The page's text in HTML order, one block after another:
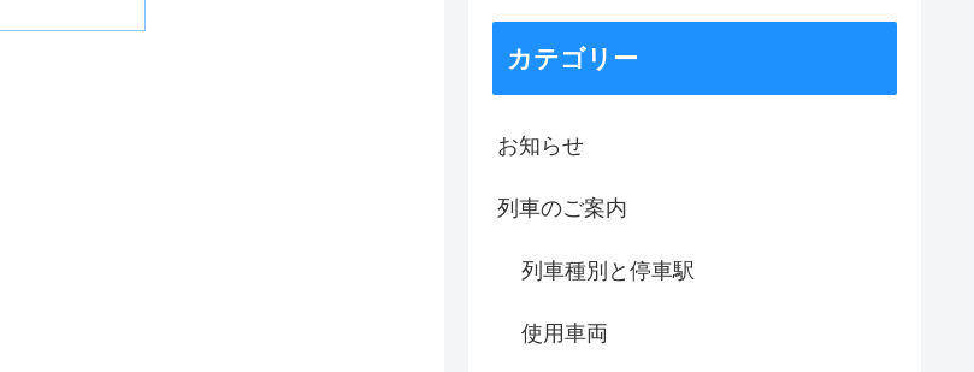
カテゴリー
お知らせ
列車のご案内
列車種別と停車駅
使用車両